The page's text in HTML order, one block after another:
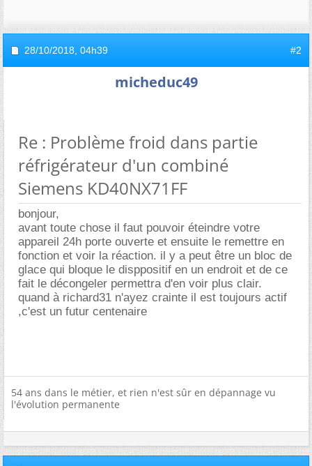
28/10/2018, 04h39 #2
micheduc49
Re : Problème froid dans partie
réfrigérateur d'un combiné
Siemens KD40NX71FF
bonjour,
avant toute chose il faut pouvoir éteindre votre
appareil 24h porte ouverte et ensuite le remettre en
fonction et voir la réaction. il y a peut être un bloc de
glace qui bloque le disppositif en un endroit et de ce
fait le décongeler permettra d'en voir plus clair.
quand à richard31 n'ayez crainte il est toujours actif
,c'est un futur centenaire
54 ans dans le métier, et rien n'est sûr en dépannage vu
l'évolution permanente